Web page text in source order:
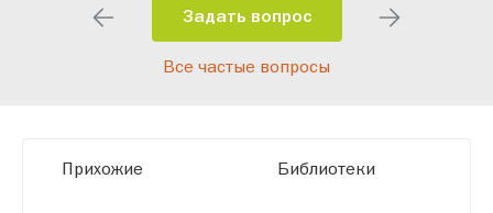
помещения и личные пожелания.
Благодаря современному
высокотехнологичному оборудованию
размерам.
Задать вопрос
Все частые вопросы
Прихожие Библиотеки